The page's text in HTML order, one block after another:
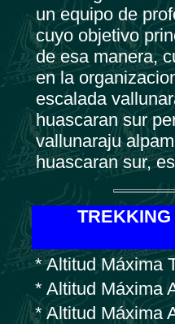
un equipo de
cuyo objetivo
de esa manera,
en la
escalada
huascaran sur
vallunaraju
huascaran sur,
* Altitud Máxima
* Altitud
* Altitud Máxima